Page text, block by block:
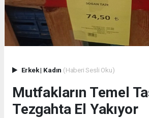
Erkek| Kadın (Haberi Sesli Oku)
Mutfakların Temel
Tezgahta El Yakıyor